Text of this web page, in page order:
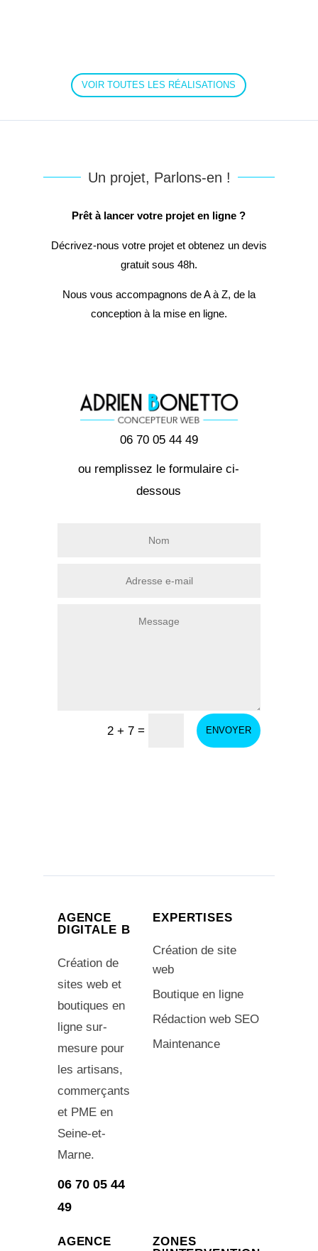
VOIR TOUTES LES RÉALISATIONS
Un projet, Parlons-en !
Prêt à lancer votre projet en ligne ?
Décrivez-nous votre projet et obtenez un devis
gratuit sous 48h.
Nous vous accompagnons de A à Z, de la
conception à la mise en ligne.
06 70 05 44 49
ou remplissez le formulaire ci-
dessous
2 + 7 = ENVOYER
AGENCE
DIGITALE B
Création de
sites web et
boutiques en
ligne sur-
mesure pour
les artisans,
commerçants
et PME en
Seine-et-
Marne.
06 70 05 44
49
EXPERTISES
Création de site
web
Boutique en ligne
Rédaction web SEO
Maintenance
AGENCE
ZONES